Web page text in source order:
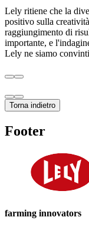
Lely ritiene che la
positivo sulla
raggiungimento di
importante, e
Lely ne siamo
Torna indietro
Footer
farming innovators